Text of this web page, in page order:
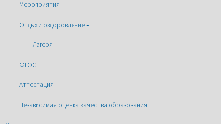
Мероприятия
Отдых и оздоровление
Лагеря
ФГОС
Аттестация
Независимая оценка качества образования